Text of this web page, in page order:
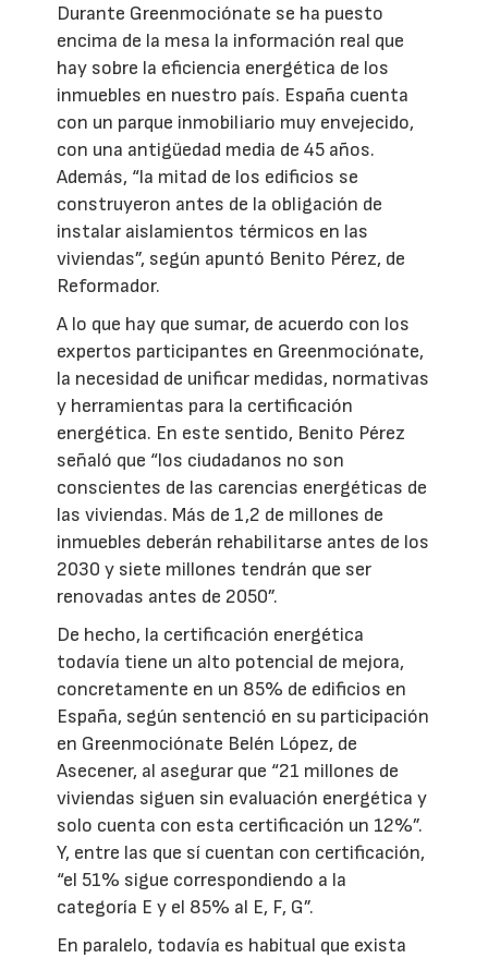
Durante Greenmociónate se ha puesto
encima de la mesa la información real que
hay sobre la eficiencia energética de los
inmuebles en nuestro país. España cuenta
con un parque inmobiliario muy envejecido,
con una antigüedad media de 45 años.
Además, “la mitad de los edificios se
construyeron antes de la obligación de
instalar aislamientos térmicos en las
viviendas”, según apuntó Benito Pérez, de
Reformador.
A lo que hay que sumar, de acuerdo con los
expertos participantes en Greenmociónate,
la necesidad de unificar medidas, normativas
y herramientas para la certificación
energética. En este sentido, Benito Pérez
señaló que “los ciudadanos no son
conscientes de las carencias energéticas de
las viviendas. Más de 1,2 de millones de
inmuebles deberán rehabilitarse antes de los
2030 y siete millones tendrán que ser
renovadas antes de 2050”.
De hecho, la certificación energética
todavía tiene un alto potencial de mejora,
concretamente en un 85% de edificios en
España, según sentenció en su participación
en Greenmociónate Belén López, de
Asecener, al asegurar que “21 millones de
viviendas siguen sin evaluación energética y
solo cuenta con esta certificación un 12%”.
Y, entre las que sí cuentan con certificación,
“el 51% sigue correspondiendo a la
categoría E y el 85% al E, F, G”.
En paralelo, todavía es habitual que exista